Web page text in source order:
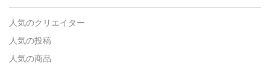
人気のクリエイター
人気の投稿
人気の商品